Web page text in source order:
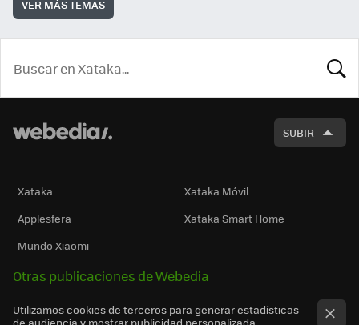
VER MÁS TEMAS
SUBIR
Xataka
Xataka Móvil
Applesfera
Xataka Smart Home
Mundo Xiaomi
Otras publicaciones de Webedia
Utilizamos cookies de terceros para generar estadísticas